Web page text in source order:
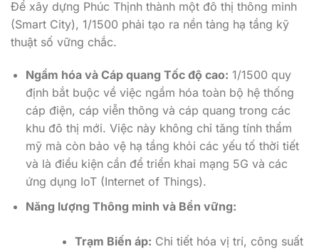
Để xây dựng Phúc Thịnh thành một đô thị thông minh
(Smart City), 1/1500 phải tạo ra nền tảng hạ tầng kỹ
thuật số vững chắc.
Ngầm hóa và Cáp quang Tốc độ cao: 1/1500 quy
định bắt buộc về việc ngầm hóa toàn bộ hệ thống
cáp điện, cáp viễn thông và cáp quang trong các
khu đô thị mới. Việc này không chỉ tăng tính thẩm
mỹ mà còn bảo vệ hạ tầng khỏi các yếu tố thời tiết
và là điều kiện cần để triển khai mạng 5G và các
ứng dụng IoT (Internet of Things).
Năng lượng Thông minh và Bền vững:
Trạm Biến áp: Chi tiết hóa vị trí, công suất